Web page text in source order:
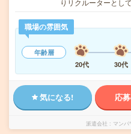
りリクルーターとし
職場の雰囲気
年齢層
20代
30代
気になる! 応
派遣会社 マンパ